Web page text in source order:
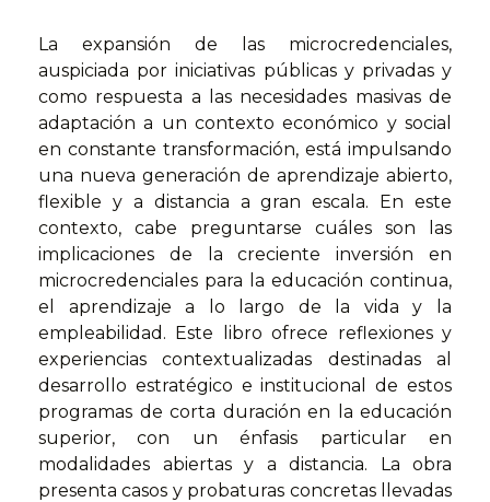
La expansión de las microcredenciales,
auspiciada por iniciativas públicas y privadas y
como respuesta a las necesidades masivas de
adaptación a un contexto económico y social
en constante transformación, está impulsando
una nueva generación de aprendizaje abierto,
flexible y a distancia a gran escala. En este
contexto, cabe preguntarse cuáles son las
implicaciones de la creciente inversión en
microcredenciales para la educación continua,
el aprendizaje a lo largo de la vida y la
empleabilidad. Este libro ofrece reflexiones y
experiencias contextualizadas destinadas al
desarrollo estratégico e institucional de estos
programas de corta duración en la educación
superior, con un énfasis particular en
modalidades abiertas y a distancia. La obra
presenta casos y probaturas concretas llevadas